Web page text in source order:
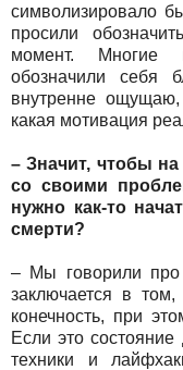
символизировало
просили
момент. Многие
обозначили себя
внутренне
какая мотивация
– Значит, чтобы
со своими
нужно как-то
смерти?
– Мы говорили про
заключается в
конечность, при
Если это состояние
техники и